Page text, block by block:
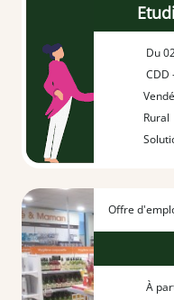
Du
CDD
Rural
Offre
À